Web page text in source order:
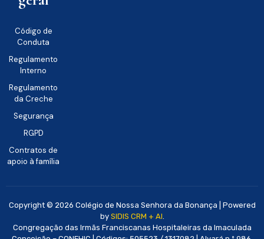
Código de
Conduta
Regulamento
Interno
Regulamento
da Creche
Segurança
RGPD
Contratos de
apoio à família
Copyright © 2026 Colégio de Nossa Senhora da Bonança | Powered
by SIDIS CRM + AI
Congregação das Irmãs Franciscanas Hospitaleiras da Imaculada